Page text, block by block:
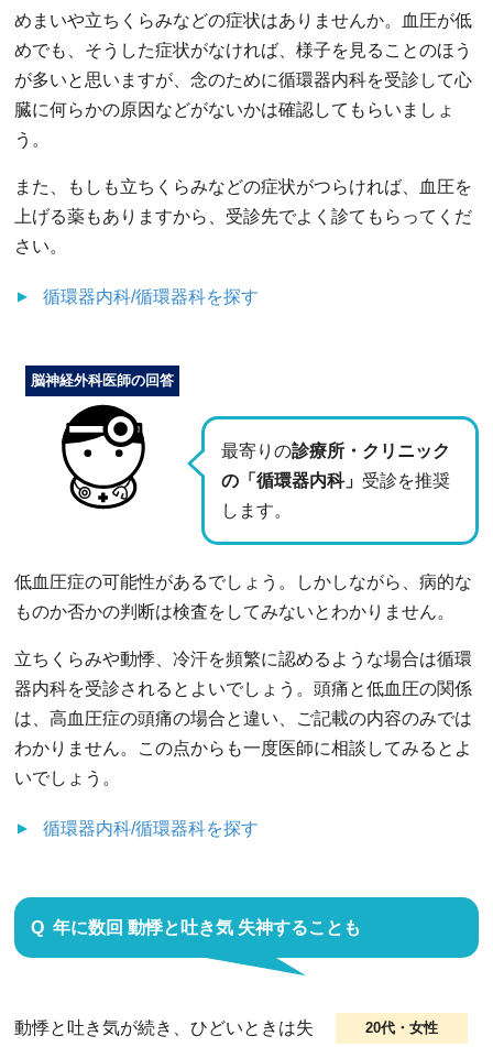
めまいや立ちくらみなどの症状はありませんか。血圧が低
めでも、そうした症状がなければ、様子を見ることのほう
が多いと思いますが、念のために循環器内科を受診して心
臓に何らかの原因などがないかは確認してもらいましょ
う。
また、もしも立ちくらみなどの症状がつらければ、血圧を
上げる薬もありますから、受診先でよく診てもらってくだ
さい。
循環器内科/循環器科を探す
最寄りの診療所・クリニック
の「循環器内科」 受診を推奨
します。
脳神経外科医師の回答
低血圧症の可能性があるでしょう。しかしながら、病的な
ものか否かの判断は検査をしてみないとわかりません。
立ちくらみや動悸、冷汗を頻繁に認めるような場合は循環
器内科を受診されるとよいでしょう。頭痛と低血圧の関係
は、高血圧症の頭痛の場合と違い、ご記載の内容のみでは
わかりません。この点からも一度医師に相談してみるとよ
いでしょう。
循環器内科/循環器科を探す
年に数回 動悸と吐き気 失神することも
20代・女性
動悸と吐き気が続き、ひどいときは失